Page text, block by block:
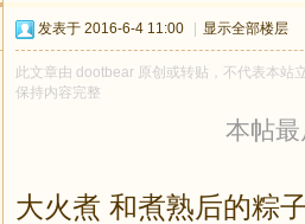
发表于 2016-6-4 11:00 显示全部楼层
此文章由 dootbear 原创或转贴，不代表本站
保持内容完整
本帖
大火煮 和煮熟后的粽